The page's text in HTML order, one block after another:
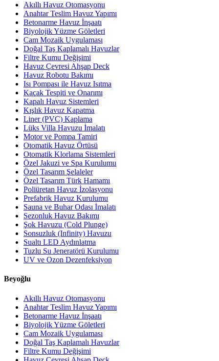
Akıllı Havuz Otomasyonu
Anahtar Teslim Havuz Yapımı
Betonarme Havuz İnşaatı
Biyolojik Yüzme Göletleri
Cam Mozaik Uygulaması
Doğal Taş Kaplamalı Havuzlar
Filtre Kumu Değişimi
Havuz Çevresi Ahşap Deck
Havuz Robotu Bakımı
Isı Pompası ile Havuz Isıtma
Kaçak Tespiti ve Onarımı
Kapalı Havuz Sistemleri
Kışlık Havuz Kapatma
Liner (PVC) Kaplama
Lüks Villa Havuzu İmalatı
Motor ve Pompa Tamiri
Otomatik Havuz Örtüsü
Otomatik Klorlama Sistemleri
Özel Jakuzi ve Spa Kurulumu
Özel Tasarım Şelaleler
Özel Tasarım Türk Hamamı
Poliüretan Havuz İzolasyonu
Prefabrik Havuz Kurulumu
Sauna ve Buhar Odası İmalatı
Sezonluk Havuz Bakımı
Şok Havuzu (Cold Plunge)
Sonsuzluk (Infinity) Havuzu
Sualtı LED Aydınlatma
Tuzlu Su Jeneratörü Kurulumu
UV ve Ozon Dezenfeksiyon
Beyoğlu
Akıllı Havuz Otomasyonu
Anahtar Teslim Havuz Yapımı
Betonarme Havuz İnşaatı
Biyolojik Yüzme Göletleri
Cam Mozaik Uygulaması
Doğal Taş Kaplamalı Havuzlar
Filtre Kumu Değişimi